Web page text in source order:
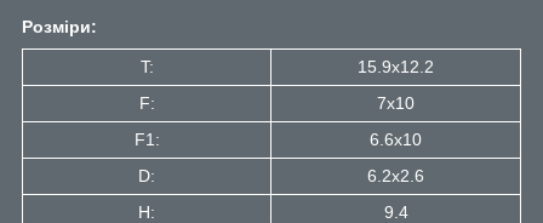
Розміри:
T:
15.9x12.2
F:
7x10
F1:
6.6x10
D:
6.2x2.6
H:
9.4